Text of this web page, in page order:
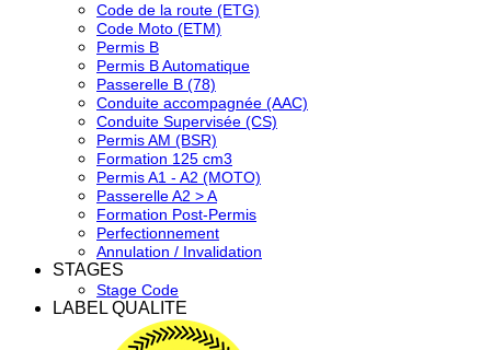
Code de la route (ETG)
Code Moto (ETM)
Permis B
Permis B Automatique
Passerelle B (78)
Conduite accompagnée (AAC)
Conduite Supervisée (CS)
Permis AM (BSR)
Formation 125 cm3
Permis A1 - A2 (MOTO)
Passerelle A2 > A
Formation Post-Permis
Perfectionnement
Annulation / Invalidation
STAGES
Stage Code
LABEL QUALITE